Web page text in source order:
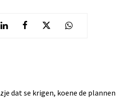
dat se krigen, koene de plannen